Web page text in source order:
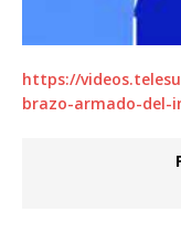
https://
brazo-armado-del-